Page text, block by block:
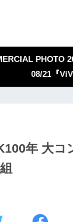
PHOTO
08/21『
年 大